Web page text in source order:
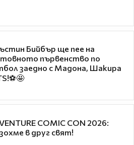
Бийбър ще пее на
първенство по
заедно с Мадона, Шакира
COMIC CON 2026:
в друг свят!